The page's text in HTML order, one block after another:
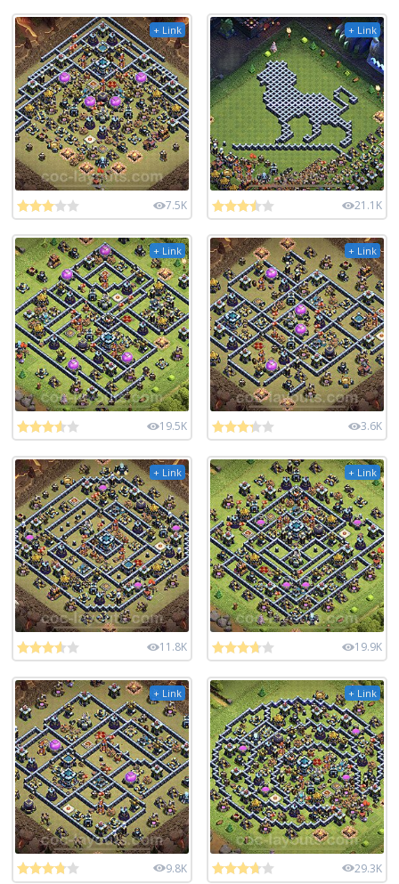
+ Link
7.5K
+ Link
21.1K
+ Link
19.5K
+ Link
3.6K
+ Link
11.8K
+ Link
19.9K
+ Link
9.8K
+ Link
29.3K